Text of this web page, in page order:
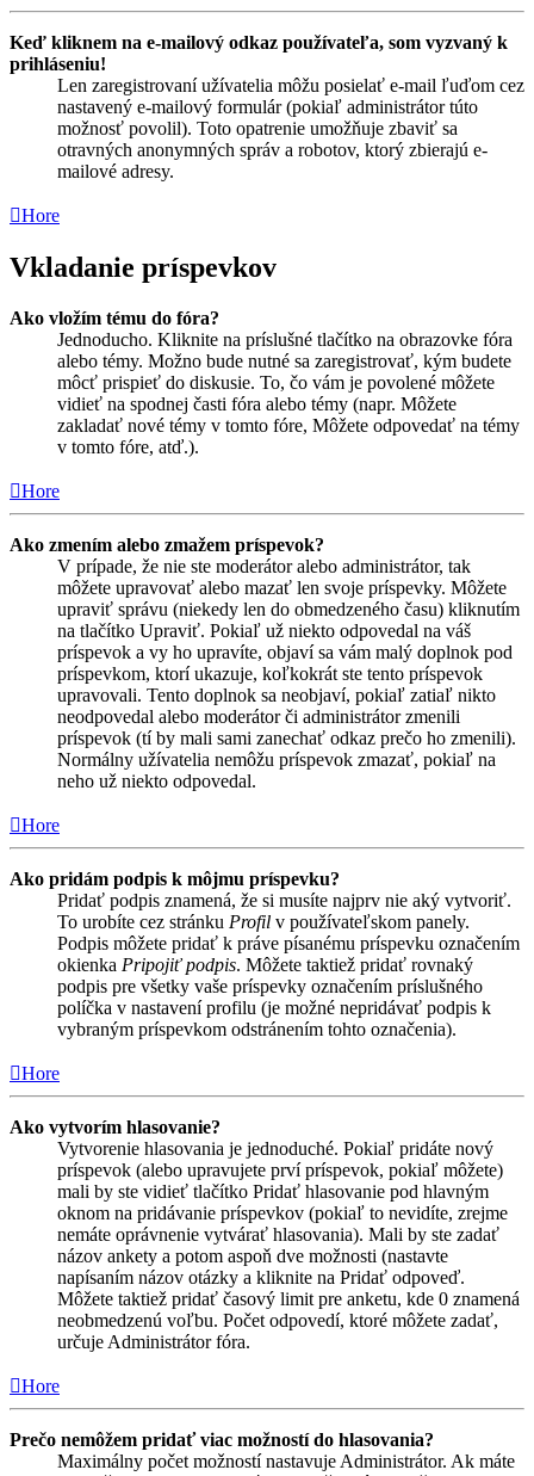
Keď kliknem na e-mailový odkaz používateľa, som vyzvaný k
prihláseniu!
Len zaregistrovaní užívatelia môžu posielať e-mail ľuďom cez
nastavený e-mailový formulár (pokiaľ administrátor túto
možnosť povolil). Toto opatrenie umožňuje zbaviť sa
otravných anonymných správ a robotov, ktorý zbierajú e-
mailové adresy.
Hore
Vkladanie príspevkov
Ako vložím tému do fóra?
Jednoducho. Kliknite na príslušné tlačítko na obrazovke fóra
alebo témy. Možno bude nutné sa zaregistrovať, kým budete
môcť prispieť do diskusie. To, čo vám je povolené môžete
vidieť na spodnej časti fóra alebo témy (napr. Môžete
zakladať nové témy v tomto fóre, Môžete odpovedať na témy
v tomto fóre, atď.).
Hore
Ako zmením alebo zmažem príspevok?
V prípade, že nie ste moderátor alebo administrátor, tak
môžete upravovať alebo mazať len svoje príspevky. Môžete
upraviť správu (niekedy len do obmedzeného času) kliknutím
na tlačítko Upraviť. Pokiaľ už niekto odpovedal na váš
príspevok a vy ho upravíte, objaví sa vám malý doplnok pod
príspevkom, ktorí ukazuje, koľkokrát ste tento príspevok
upravovali. Tento doplnok sa neobjaví, pokiaľ zatiaľ nikto
neodpovedal alebo moderátor či administrátor zmenili
príspevok (tí by mali sami zanechať odkaz prečo ho zmenili).
Normálny užívatelia nemôžu príspevok zmazať, pokiaľ na
neho už niekto odpovedal.
Hore
Ako pridám podpis k môjmu príspevku?
Pridať podpis znamená, že si musíte najprv nie aký vytvoriť.
To urobíte cez stránku Profil v používateľskom panely.
Podpis môžete pridať k práve písanému príspevku označením
okienka Pripojiť podpis. Môžete taktiež pridať rovnaký
podpis pre všetky vaše príspevky označením príslušného
políčka v nastavení profilu (je možné nepridávať podpis k
vybraným príspevkom odstránením tohto označenia).
Hore
Ako vytvorím hlasovanie?
Vytvorenie hlasovania je jednoduché. Pokiaľ pridáte nový
príspevok (alebo upravujete prví príspevok, pokiaľ môžete)
mali by ste vidieť tlačítko Pridať hlasovanie pod hlavným
oknom na pridávanie príspevkov (pokiaľ to nevidíte, zrejme
nemáte oprávnenie vytvárať hlasovania). Mali by ste zadať
názov ankety a potom aspoň dve možnosti (nastavte
napísaním názov otázky a kliknite na Pridať odpoveď.
Môžete taktiež pridať časový limit pre anketu, kde 0 znamená
neobmedzenú voľbu. Počet odpovedí, ktoré môžete zadať,
určuje Administrátor fóra.
Hore
Prečo nemôžem pridať viac možností do hlasovania?
Maximálny počet možností nastavuje Administrátor. Ak máte